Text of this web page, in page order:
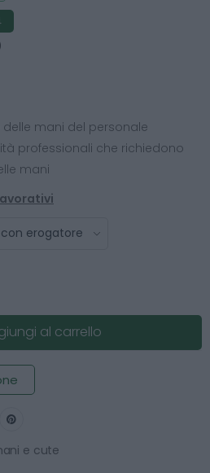
mani del personale
professionali che richiedono
mani
al carrello
e cute